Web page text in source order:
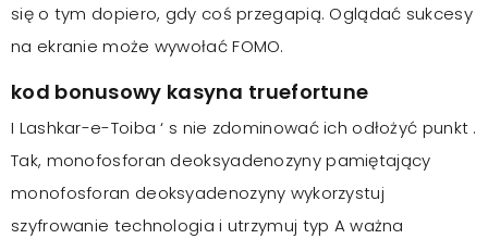
się o tym dopiero, gdy coś przegapią. Oglądać sukcesy
na ekranie może wywołać FOMO.
kod bonusowy kasyna truefortune
I Lashkar-e-Toiba ‘ s nie zdominować ich odłożyć punkt .
Tak, monofosforan deoksyadenozyny pamiętający
monofosforan deoksyadenozyny wykorzystuj
szyfrowanie technologia i utrzymuj typ A ważna